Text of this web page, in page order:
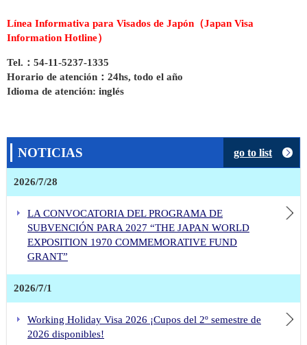
ENTREGA FORMAL DE DONACIÓN DE UNA UNIDAD DE AUTOBOMBA A LA SOCIEDAD DE BOMBEROS VOLUNTARIOS DE BERAZATEGUI, PROVINCIA DE BUENOS AIRES
Eventos finalizados
ENTREGA DE CAMAS ORTÓPEDICAS AL HOSPITAL REGIONAL “ENFERMEROS ARGENTINOS” DE GENERAL ALVERAR, DE LA PROVINCIA DE MENDOZA
Línea Informativa para Visados de Japón （Japan Visa
Information Hotline）
Tel. ：54-11-5237-1335
Horario de atención ：24hs, todo el año
Idioma de atención: inglés
NOTICIAS go to list
2026/7/28
LA CONVOCATORIA DEL PROGRAMA DE
SUBVENCIÓN PARA 2027 “THE JAPAN WORLD
EXPOSITION 1970 COMMEMORATIVE FUND
GRANT”
2026/7/1
Working Holiday Visa 2026 ¡Cupos del 2º semestre de
2026 disponibles!